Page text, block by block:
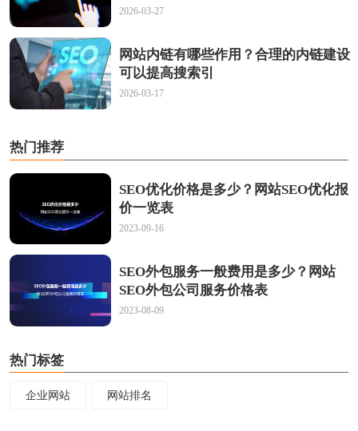
2026-03-27
网站内链有哪些作用？合理的内链建设
可以提高搜索引
2026-03-17
热门推荐
SEO优化价格是多少？网站SEO优化报
价一览表
2023-09-16
SEO外包服务一般费用是多少？网站
SEO外包公司服务价格表
2023-08-09
热门标签
企业网站 网站排名